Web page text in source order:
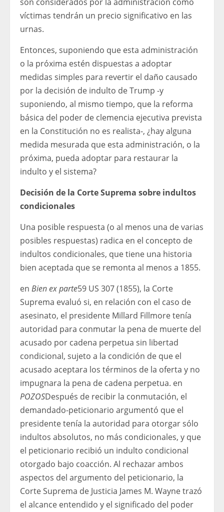
víctimas tendrán un precio significativo en las
urnas.
Entonces, suponiendo que esta administración
o la próxima estén dispuestas a adoptar
medidas simples para revertir el daño causado
por la decisión de indulto de Trump -y
suponiendo, al mismo tiempo, que la reforma
básica del poder de clemencia ejecutiva prevista
en la Constitución no es realista-, ¿hay alguna
medida mesurada que esta administración, o la
próxima, pueda adoptar para restaurar la
indulto y el sistema?
Decisión de la Corte Suprema sobre indultos
condicionales
Una posible respuesta (o al menos una de varias
posibles respuestas) radica en el concepto de
indultos condicionales, que tiene una historia
bien aceptada que se remonta al menos a 1855.
en Bien ex parte59 US 307 (1855), la Corte
Suprema evaluó si, en relación con el caso de
asesinato, el presidente Millard Fillmore tenía
autoridad para conmutar la pena de muerte del
acusado por cadena perpetua sin libertad
condicional, sujeto a la condición de que el
acusado aceptara los términos de la oferta y no
impugnara la pena de cadena perpetua. en
POZOSDespués de recibir la conmutación, el
demandado-peticionario argumentó que el
presidente tenía la autoridad para otorgar sólo
indultos absolutos, no más condicionales, y que
el peticionario recibió un indulto condicional
otorgado bajo coacción. Al rechazar ambos
aspectos del argumento del peticionario, la
Corte Suprema de Justicia James M. Wayne trazó
el alcance entendido y el significado del poder